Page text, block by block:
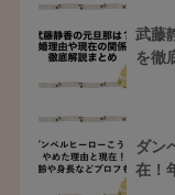
武藤
を徹
ダン
在！